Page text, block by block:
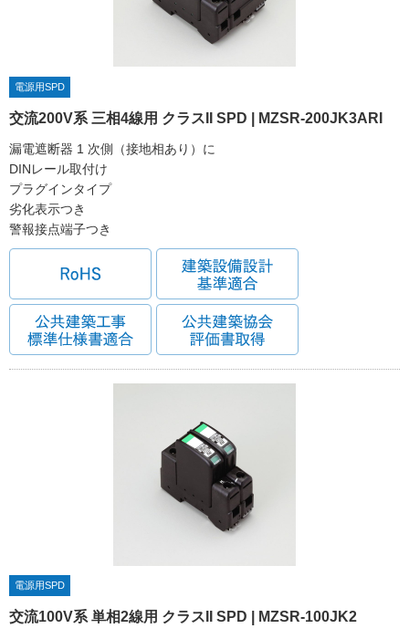
電源用SPD
交流200V系 三相4線用 クラスII SPD | MZSR-200JK3ARI
漏電遮断器 1 次側（接地相あり）に
DINレール取付け
プラグインタイプ
劣化表示つき
警報接点端子つき
電源用SPD
交流100V系 単相2線用 クラスII SPD | MZSR-100JK2